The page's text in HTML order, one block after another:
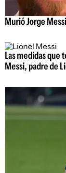
Murió Jorge
Las medidas que
Messi, padre de